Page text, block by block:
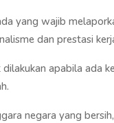
yang wajib
dan prestasi
apabila ada
negara yang